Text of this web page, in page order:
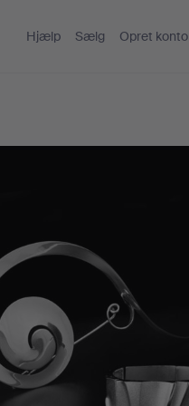
Hjælp Sælg Opret konto